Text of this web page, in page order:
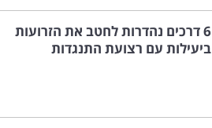
6 דרכים נהדרות לחטב את הזרועות
ביעילות עם רצועת התנגדות